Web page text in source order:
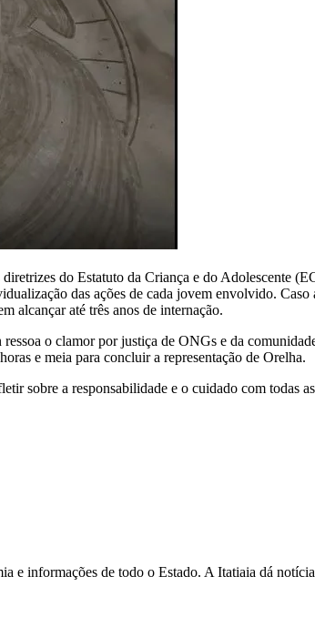
do Estatuto da Criança e do Adolescente
das ações de cada jovem envolvido.
alcançar até três anos de internação.
o clamor por justiça de ONGs e da
e meia para concluir a representação de Orelha.
sobre a responsabilidade e o cuidado com
e informações de todo o Estado. A Itatiaia dá